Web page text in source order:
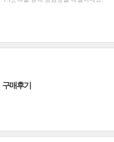
구매후기